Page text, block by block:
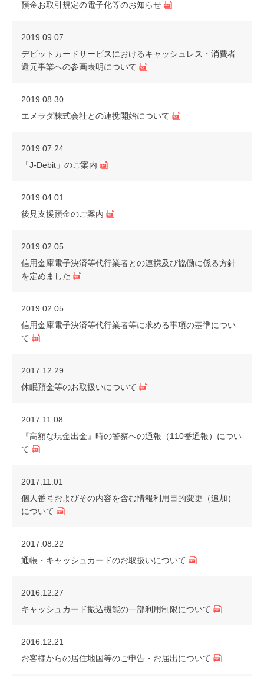
預金お取引規定の電子化等のお知らせ
2019.09.07
デビットカードサービスにおけるキャッシュレス・消費者
還元事業への参画表明について
2019.08.30
エメラダ株式会社との連携開始について
2019.07.24
「J-Debit」のご案内
2019.04.01
後見支援預金のご案内
2019.02.05
信用金庫電子決済等代行業者との連携及び協働に係る方針
を定めました
2019.02.05
信用金庫電子決済等代行業者等に求める事項の基準につい
て
2017.12.29
休眠預金等のお取扱いについて
2017.11.08
『高額な現金出金』時の警察への通報（110番通報）につい
て
2017.11.01
個人番号およびその内容を含む情報利用目的変更（追加）
について
2017.08.22
通帳・キャッシュカードのお取扱いについて
2016.12.27
キャッシュカード振込機能の一部利用制限について
2016.12.21
お客様からの居住地国等のご申告・お届出について